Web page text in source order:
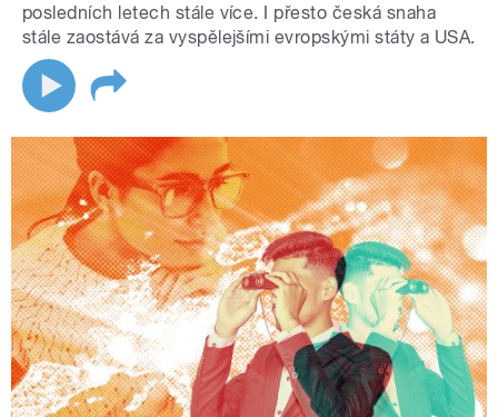
posledních letech stále více. I přesto česká snaha
stále zaostává za vyspělejšími evropskými státy a USA.